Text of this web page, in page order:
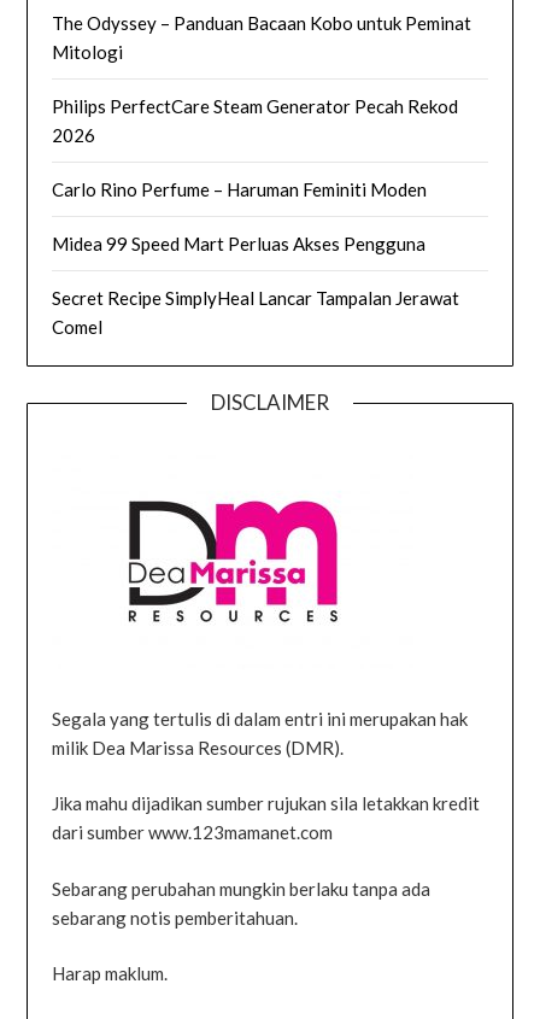
The Odyssey – Panduan Bacaan Kobo untuk Peminat
Mitologi
Philips PerfectCare Steam Generator Pecah Rekod
2026
Carlo Rino Perfume – Haruman Feminiti Moden
Midea 99 Speed Mart Perluas Akses Pengguna
Secret Recipe SimplyHeal Lancar Tampalan Jerawat
Comel
DISCLAIMER
Segala yang tertulis di dalam entri ini merupakan hak
milik Dea Marissa Resources (DMR).
Jika mahu dijadikan sumber rujukan sila letakkan kredit
dari sumber www.123mamanet.com
Sebarang perubahan mungkin berlaku tanpa ada
sebarang notis pemberitahuan.
Harap maklum.